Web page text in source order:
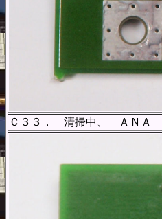
Ｃ３３． 清掃中、 ＡＮＡ